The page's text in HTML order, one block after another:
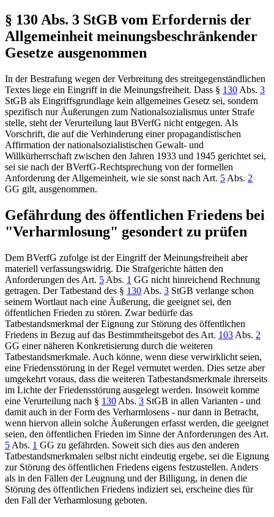
§ 130 Abs. 3 StGB vom Erfordernis der
Allgemeinheit meinungsbeschränkender
Gesetze ausgenommen
In der Bestrafung wegen der Verbreitung des streitgegenständlichen
Textes liege ein Eingriff in die Meinungsfreiheit. Dass § 130 Abs. 3
StGB als Eingriffsgrundlage kein allgemeines Gesetz sei, sondern
spezifisch nur Äußerungen zum Nationalsozialismus unter Strafe
stelle, steht der Verurteilung laut BVerfG nicht entgegen. Als
Vorschrift, die auf die Verhinderung einer propagandistischen
Affirmation der nationalsozialistischen Gewalt- und
Willkürherrschaft zwischen den Jahren 1933 und 1945 gerichtet sei,
sei sie nach derBVerfG-Rechtsprechung von der formellen
Anforderung der Allgemeinheit, wie sie sonst nach Art. 5 Abs. 2
GG gilt, ausgenommen.
Gefährdung des öffentlichen Friedens bei
"Verharmlosung" gesondert zu prüfen
Dem BVerfG zufolge ist der Eingriff der Meinungsfreiheit aber
materiell verfassungswidrig. Die Strafgerichte hätten den
Anforderungen des Art. 5 Abs. 1 GG nicht hinreichend Rechnung
getragen. Der Tatbestand des § 130 Abs. 3 StGB verlange schon
seinem Wortlaut nach eine Äußerung, die geeignet sei, den
öffentlichen Frieden zu stören. Zwar bedürfe das
Tatbestandsmerkmal der Eignung zur Störung des öffentlichen
Friedens in Bezug auf das Bestimmtheitsgebot des Art. 103 Abs. 2
GG einer näheren Konkretisierung durch die weiteren
Tatbestandsmerkmale. Auch könne, wenn diese verwirklicht seien,
eine Friedensstörung in der Regel vermutet werden. Dies setze aber
umgekehrt voraus, dass die weiteren Tatbestandsmerkmale ihrerseits
im Lichte der Friedensstörung ausgelegt werden. Insoweit komme
eine Verurteilung nach § 130 Abs. 3 StGB in allen Varianten - und
damit auch in der Form des Verharmlosens - nur dann in Betracht,
wenn hiervon allein solche Äußerungen erfasst werden, die geeignet
seien, den öffentlichen Frieden im Sinne der Anforderungen des Art.
5 Abs. 1 GG zu gefährden. Soweit sich dies aus den anderen
Tatbestandsmerkmalen selbst nicht eindeutig ergebe, sei die Eignung
zur Störung des öffentlichen Friedens eigens festzustellen. Anders
als in den Fällen der Leugnung und der Billigung, in denen die
Störung des öffentlichen Friedens indiziert sei, erscheine dies für
den Fall der Verharmlosung geboten.